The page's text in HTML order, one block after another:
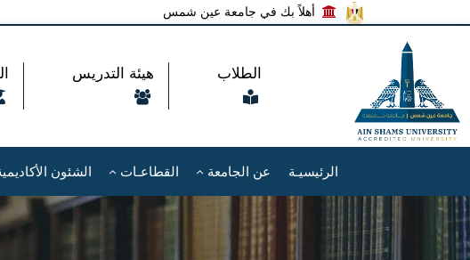
أهلاً بك في جامعة عين شمس
الطلاب هيئة التدريس
الرئيسيـة عن الجامعة القطاعـات الشئون